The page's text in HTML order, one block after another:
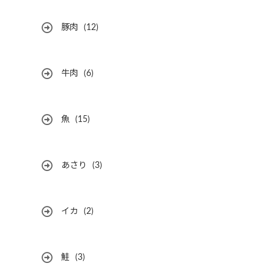
豚肉 (12)
牛肉 (6)
魚 (15)
あさり (3)
イカ (2)
鮭 (3)